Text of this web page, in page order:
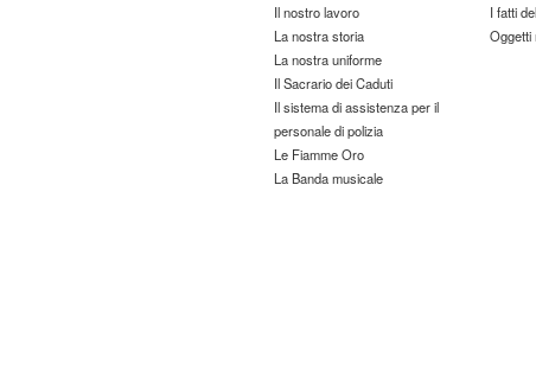
Il nostro lavoro
La nostra storia
La nostra uniforme
Il Sacrario dei Caduti
Il sistema di assistenza per il
personale di polizia
Le Fiamme Oro
La Banda musicale
I fatti
Oggetti